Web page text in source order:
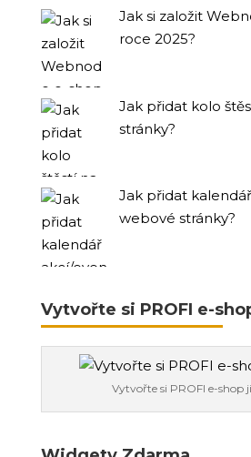
Jak si založit
roce 2025?
Jak přidat kolo
stránky?
Jak přidat
webové stránky?
Vytvořte si PROFI e-
Vytvořte si PROFI e-shop